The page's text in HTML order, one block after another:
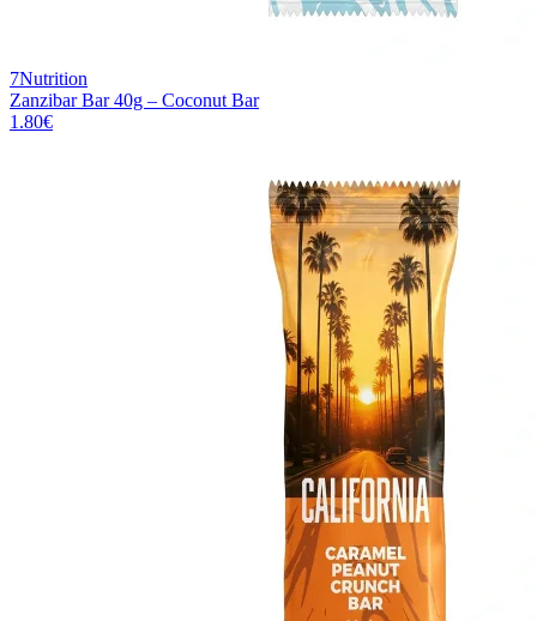
7Nutrition
Zanzibar Bar 40g – Coconut Bar
1.80€